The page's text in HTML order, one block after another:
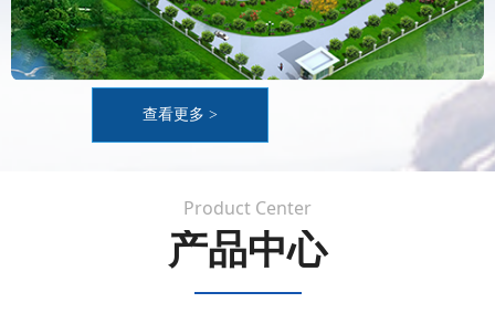
产品中心
Product Center
查看更多 >